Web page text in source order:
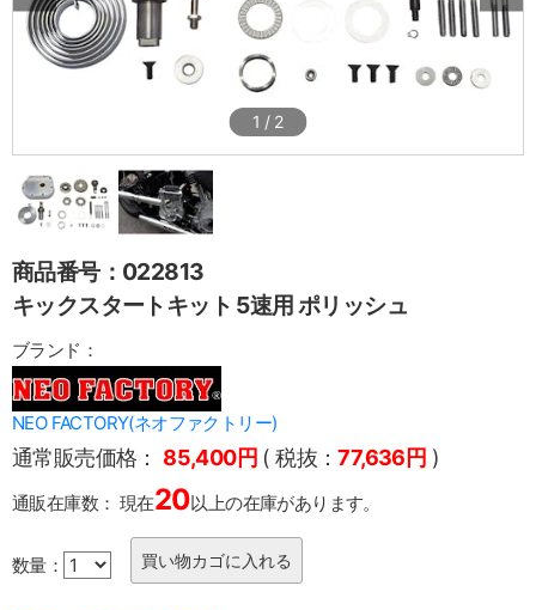
1 / 2
商品番号：022813
キックスタートキット 5速用 ポリッシュ
ブランド：
NEO FACTORY(ネオファクトリー)
通常販売価格： 85,400円 ( 税抜：77,636円 )
通販在庫数： 現在20以上の在庫があります。
数量：